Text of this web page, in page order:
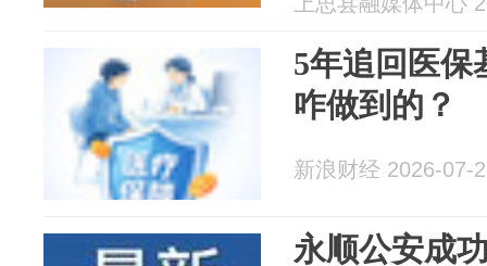
5年追回医保
咋做到的？
新浪财经 2026-07-
永顺公安成